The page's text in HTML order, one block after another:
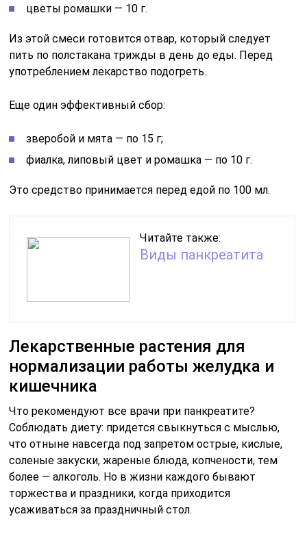
цветы ромашки — 10 г.
Из этой смеси готовится отвар, который следует
пить по полстакана трижды в день до еды. Перед
употреблением лекарство подогреть.
Еще один эффективный сбор:
зверобой и мята — по 15 г;
фиалка, липовый цвет и ромашка — по 10 г.
Это средство принимается перед едой по 100 мл.
Читайте также:
Виды панкреатита
Лекарственные растения для
нормализации работы желудка и
кишечника
Что рекомендуют все врачи при панкреатите?
Соблюдать диету: придется свыкнуться с мыслью,
что отныне навсегда под запретом острые, кислые,
соленые закуски, жареные блюда, копчености, тем
более — алкоголь. Но в жизни каждого бывают
торжества и праздники, когда приходится
усаживаться за праздничный стол.